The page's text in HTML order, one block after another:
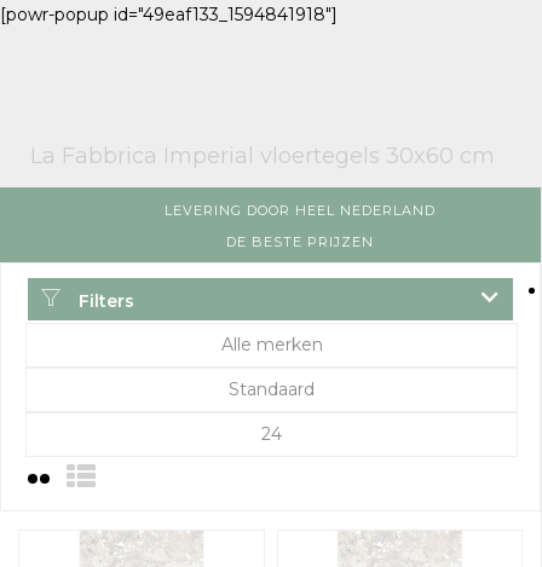
[powr-popup id="49eaf133_1594841918"]
La Fabbrica Imperial vloertegels 30x60 cm
LEVERING DOOR HEEL NEDERLAND
DE BESTE PRIJZEN
Filters
Alle merken
Standaard
24